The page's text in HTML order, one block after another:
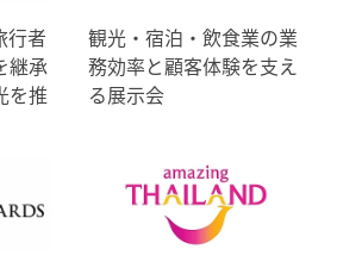
行者
継承
を推
観光・宿泊・飲食業の業
務効率と顧客体験を支え
る展示会